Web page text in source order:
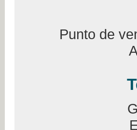
Punto de